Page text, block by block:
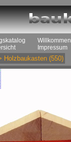
Willkommen
Impressum
Holzbaukasten (550)